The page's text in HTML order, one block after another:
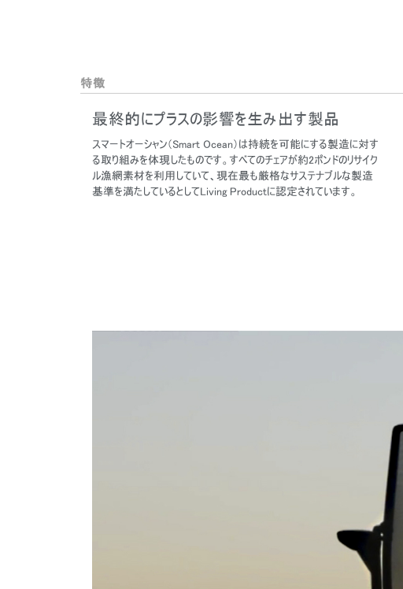
サインイン
特徴
最終的にプラスの影響を生み出す製品
スマートオーシャン（Smart Ocean）は持続を可能にする製造に対す
る取り組みを体現したものです。すべてのチェアが約2ポンドのリサイク
ル漁網素材を利用していて、現在最も厳格なサステナブルな製造
基準を満たしているとしてLiving Productに認定されています。